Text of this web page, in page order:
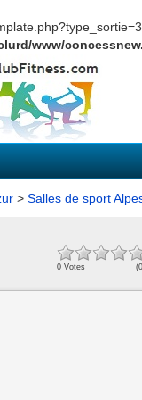
www/
> Salles de sport
0 Votes